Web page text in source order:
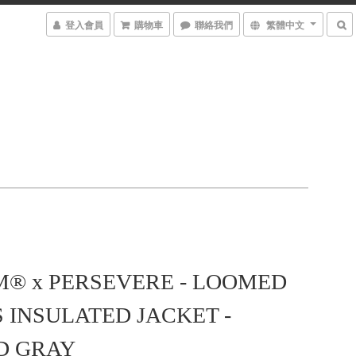
登入會員 購物車 聯絡我們 繁體中文
x PERSEVERE - LOOMED
INSULATED JACKET -
GRAY